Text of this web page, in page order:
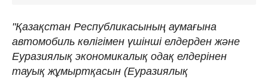
"Қазақстан Республикасының аумағына
автомобиль көлігімен үшінші елдерден және
Еуразиялық экономикалық одақ елдерінен
тауық жұмыртқасын (Еуразиялық